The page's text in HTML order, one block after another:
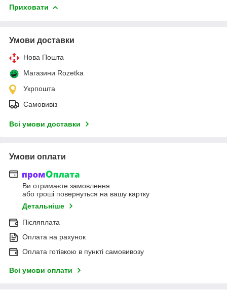
Приховати
Умови доставки
Нова Пошта
Магазини Rozetka
Укрпошта
Самовивіз
Всі умови доставки
Умови оплати
Ви отримаєте замовлення
або гроші повернуться на вашу картку
Детальніше
Післяплата
Оплата на рахунок
Оплата готівкою в пункті самовивозу
Всі умови оплати